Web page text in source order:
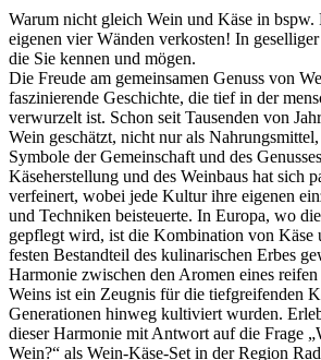
Warum nicht gleich Wein und Käse in bspw.
eigenen vier Wänden verkosten! In
die Sie kennen und mögen.
Die Freude am gemeinsamen Genuss von
faszinierende Geschichte, die tief in der
verwurzelt ist. Schon seit Tausenden von
Wein geschätzt, nicht nur als
Symbole der Gemeinschaft und des
Käseherstellung und des Weinbaus hat sich
verfeinert, wobei jede Kultur ihre eigenen
und Techniken beisteuerte. In Europa, wo
gepflegt wird, ist die Kombination von Käse
festen Bestandteil des kulinarischen Erbes
Harmonie zwischen den Aromen eines reifen
Weins ist ein Zeugnis für die tiefgreifenden
Generationen hinweg kultiviert wurden.
dieser Harmonie mit Antwort auf die Frage
Wein?“ als Wein-Käse-Set in der Region